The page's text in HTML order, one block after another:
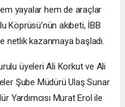
yayalar hem de araçlar
Köprüsü’nün akıbeti, İBB
netlik kazanmaya başladı.
üyeleri Ali Korkut ve Ali
Şube Müdürü Ulaş Sunar
Yardımcısı Murat Erol ile